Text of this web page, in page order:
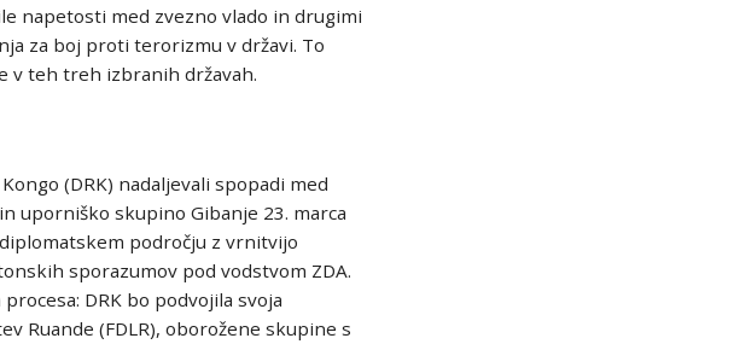
napetosti med zvezno vlado in drugimi
za boj proti terorizmu v državi. To
v teh treh izbranih državah.
(DRK) nadaljevali spopadi med
uporniško skupino Gibanje 23. marca
področju z vrnitvijo
sporazumov pod vodstvom ZDA.
DRK bo podvojila svoja
Ruande (FDLR), oborožene skupine s